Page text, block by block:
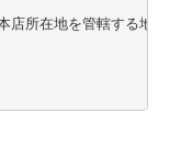
店所在地を管轄する地方